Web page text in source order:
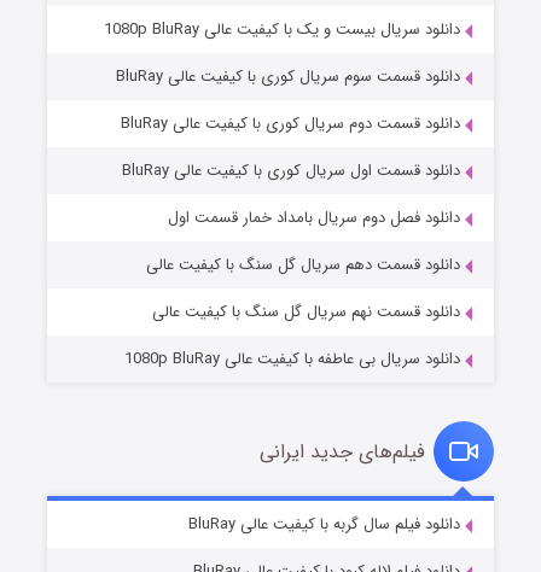
مردگان متحرک: شهر مرده ۳
قسمت۲ (زیرنویس) منتشر شد
قسمت۷ (زیرنویس) منتشر شد
دانلود سریال بیست و یک با کیفیت عالی 1080p BluRay
دانلود قسمت سوم سریال کوری با کیفیت عالی BluRay
دانلود قسمت دوم سریال کوری با کیفیت عالی BluRay
دانلود قسمت اول سریال کوری با کیفیت عالی BluRay
دانلود فصل دوم سریال بامداد خمار قسمت اول
دانلود قسمت دهم سریال گل سنگ با کیفیت عالی
دانلود قسمت نهم سریال گل سنگ با کیفیت عالی
دانلود سریال بی عاطفه با کیفیت عالی 1080p BluRay
فیلم‌های جدید ایرانی
دانلود فیلم سال گربه با کیفیت عالی BluRay